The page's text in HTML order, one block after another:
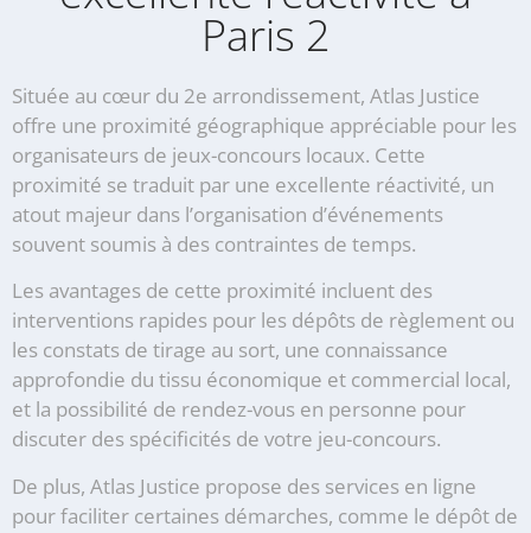
Paris 2
Située au cœur du 2e arrondissement, Atlas Justice
offre une proximité géographique appréciable pour les
organisateurs de jeux-concours locaux. Cette
proximité se traduit par une excellente réactivité, un
atout majeur dans l’organisation d’événements
souvent soumis à des contraintes de temps.
Les avantages de cette proximité incluent des
interventions rapides pour les dépôts de règlement ou
les constats de tirage au sort, une connaissance
approfondie du tissu économique et commercial local,
et la possibilité de rendez-vous en personne pour
discuter des spécificités de votre jeu-concours.
De plus, Atlas Justice propose des services en ligne
pour faciliter certaines démarches, comme le dépôt de